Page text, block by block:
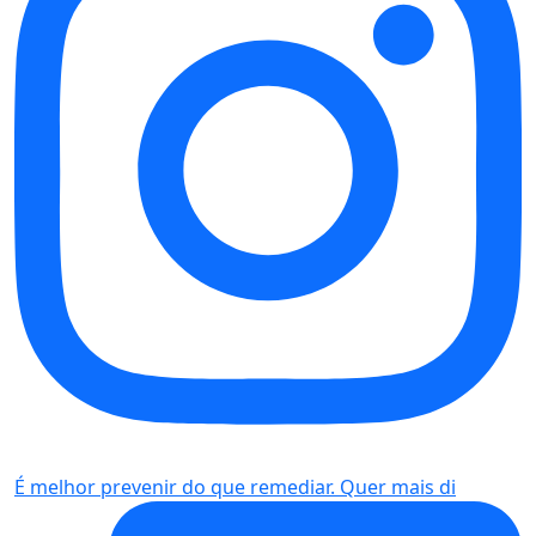
É melhor prevenir do que remediar. Quer mais di